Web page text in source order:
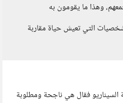
وهذا ما يقومون به
التي تعيش حياة مقاربة
فقال هي ناجحة ومطلوبة